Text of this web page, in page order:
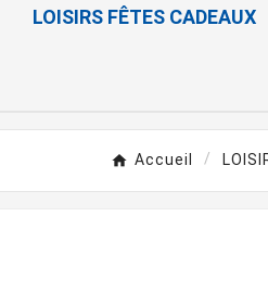
LOISIRS FÊTES CADEAUX
Accueil